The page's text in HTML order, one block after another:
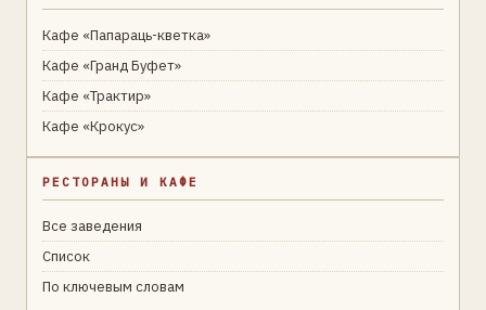
Кафе «Папараць-кветка»
Кафе «Гранд Буфет»
Кафе «Трактир»
Кафе «Крокус»
РЕСТОРАНЫ И КАФЕ
Все заведения
Список
По ключевым словам